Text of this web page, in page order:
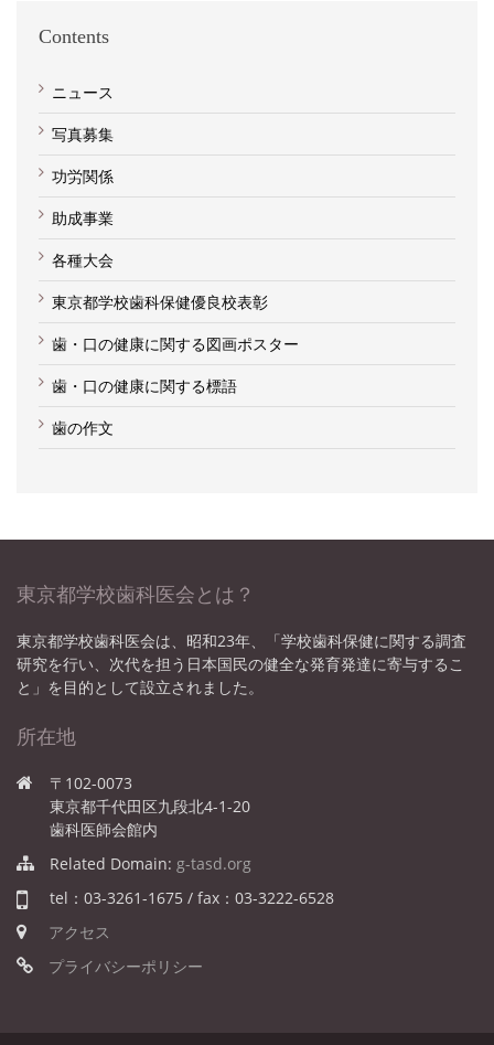
Contents
ニュース
写真募集
功労関係
助成事業
各種大会
東京都学校歯科保健優良校表彰
歯・口の健康に関する図画ポスター
歯・口の健康に関する標語
歯の作文
東京都学校歯科医会とは？
東京都学校歯科医会は、昭和23年、「学校歯科保健に関する調査
研究を行い、次代を担う日本国民の健全な発育発達に寄与するこ
と」を目的として設立されました。
所在地
〒102-0073
東京都千代田区九段北4-1-20
歯科医師会館内
Related Domain: g-tasd.org
tel：03-3261-1675 / fax：03-3222-6528
アクセス
プライバシーポリシー